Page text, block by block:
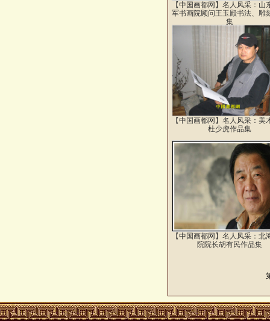
【中国画都网】名人风采：山
军书画院顾问王玉殿书法、雕
集
【中国画都网】名人风采：美
杜少虎作品集
【中国画都网】名人风采：北
院院长胡有民作品集